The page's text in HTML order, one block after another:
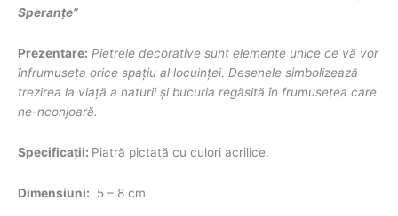
Speranțe”
Prezentare: Pietrele decorative sunt elemente unice ce vă vor
înfrumuseța orice spațiu al locuinței. Desenele simbolizează
trezirea la viață a naturii și bucuria regăsită în frumusețea care
ne-nconjoară.
Specificații: Piatră pictată cu culori acrilice.
Dimensiuni: 5 – 8 cm